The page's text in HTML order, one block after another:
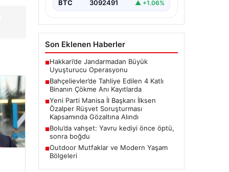
BTC 3092491 ▲ +1.06%
Son Eklenen Haberler
■Hakkari’de Jandarmadan Büyük
Uyuşturucu Operasyonu
■Bahçelievler’de Tahliye Edilen 4 Katlı
Binanın Çökme Anı Kayıtlarda
■Yeni Parti Manisa İl Başkanı İlksen
Özalper Rüşvet Soruşturması
Kapsamında Gözaltına Alındı
■Bolu’da vahşet: Yavru kediyi önce öptü,
sonra boğdu
■Outdoor Mutfaklar ve Modern Yaşam
Bölgeleri